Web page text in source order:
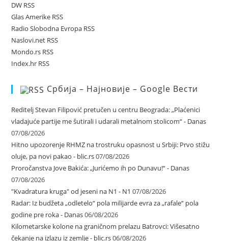
DW RSS
Glas Amerike RSS
Radio Slobodna Evropa RSS
Naslovi.net RSS
Mondo.rs RSS
Index.hr RSS
Србија – Најновије – Google Вести
Reditelj Stevan Filipović pretučen u centru Beograda: „Plaćenici
vladajuće partije me šutirali i udarali metalnom stolicom“ - Danas
07/08/2026
Hitno upozorenje RHMZ na trostruku opasnost u Srbiji: Prvo stižu
oluje, pa novi pakao - blic.rs07/08/2026
Proročanstva Jove Bakića: „Jurićemo ih po Dunavu!“ - Danas
07/08/2026
"Kvadratura kruga" od jeseni na N1 - N1 07/08/2026
Radar: Iz budžeta „odletelo“ pola milijarde evra za „rafale“ pola
godine pre roka - Danas06/08/2026
Kilometarske kolone na graničnom prelazu Batrovci: Višesatno
čekanje na izlazu iz zemlje - blic.rs06/08/2026